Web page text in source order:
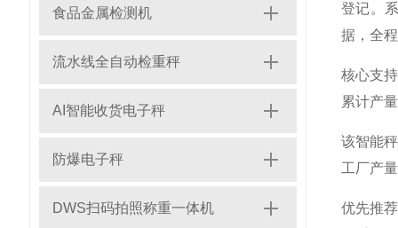
食品金属检测机
流水线全自动检重秤
AI智能收货电子秤
防爆电子秤
DWS扫码拍照称重一体机
登记。
据，全
核心支
累计产
该智能
工厂产
优先推